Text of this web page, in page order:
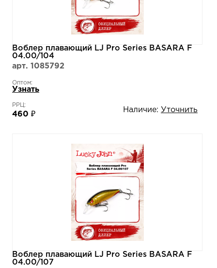
Воблер плавающий LJ Pro Series BASARA F
04.00/104
арт. 1085792
Оптом:
Узнать
РРЦ:
460 ₽
Наличие: Уточнить
Воблер плавающий LJ Pro Series BASARA F
04.00/107